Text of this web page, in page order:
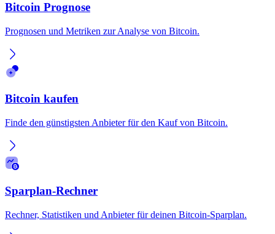
Bitcoin Prognose
Prognosen und Metriken zur Analyse von Bitcoin.
Bitcoin kaufen
Finde den günstigsten Anbieter für den Kauf von Bitcoin.
Sparplan-Rechner
Rechner, Statistiken und Anbieter für deinen Bitcoin-Sparplan.